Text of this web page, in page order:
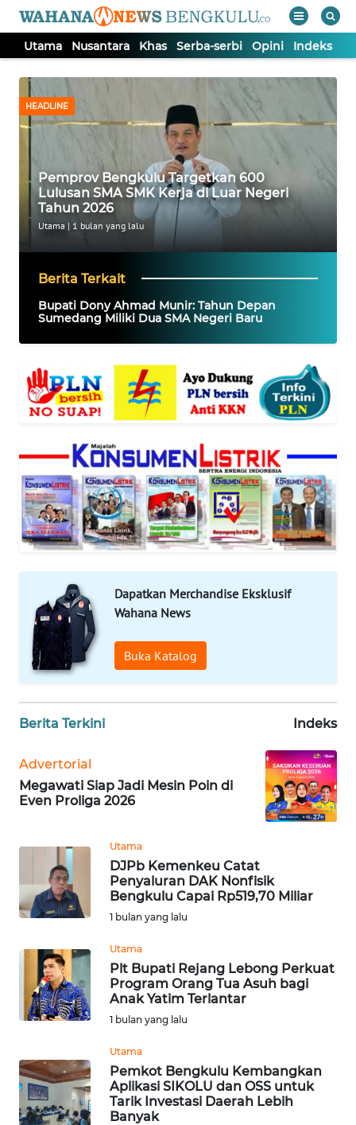
Utama Nusantara Khas Serba-serbi Opini Indeks
HEADLINE
Pemprov Bengkulu Targetkan 600
Lulusan SMA SMK Kerja di Luar Negeri
Tahun 2026
Utama | 1 bulan yang lalu
Berita Terkait
Bupati Dony Ahmad Munir: Tahun Depan
Sumedang Miliki Dua SMA Negeri Baru
Dapatkan Merchandise Eksklusif
Wahana News
Buka Katalog
Berita Terkini Indeks
Advertorial
Megawati Siap Jadi Mesin Poin di
Even Proliga 2026
Utama
DJPb Kemenkeu Catat
Penyaluran DAK Nonfisik
Bengkulu Capai Rp519,70 Miliar
1 bulan yang lalu
Utama
Plt Bupati Rejang Lebong Perkuat
Program Orang Tua Asuh bagi
Anak Yatim Terlantar
1 bulan yang lalu
Utama
Pemkot Bengkulu Kembangkan
Aplikasi SIKOLU dan OSS untuk
Tarik Investasi Daerah Lebih
Banyak
Tutup
NUSANTARA
KHAS
SERBA-
Informasi
INDEKS
KAMI
INFO
IKLAN
TENTANG
KAMI
PEDOMAN
MEDIA
SIBER
REDAKSI
KARIR
DISCLAIMER
Wahana
WN
WN
JAKARTA
WN
BANTEN